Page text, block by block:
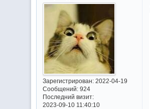
Зарегистрирован: 2022-04-19
Сообщений:924
Последний визит:
2023-09-10 11:40:10